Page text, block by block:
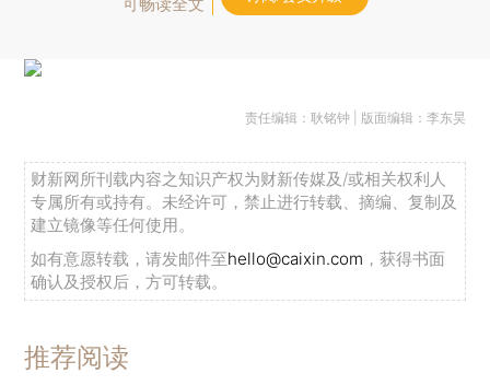
可畅读全文
责任编辑：耿铭钟 | 版面编辑：李东昊
财新网所刊载内容之知识产权为财新传媒及/或相关权利人
专属所有或持有。未经许可，禁止进行转载、摘编、复制及
建立镜像等任何使用。
如有意愿转载，请发邮件至hello@caixin.com ，获得书面
确认及授权后，方可转载。
推荐阅读